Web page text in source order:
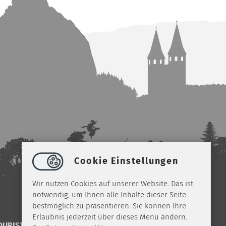
Cookie Einstellungen
Wir nutzen Cookies auf unserer Website. Das ist
notwendig, um Ihnen alle Inhalte dieser Seite
bestmöglich zu präsentieren. Sie können Ihre
Erlaubnis jederzeit über dieses Menü ändern.